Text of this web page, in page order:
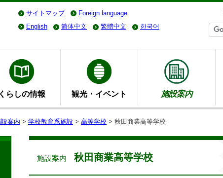
サイトマップ Foreign language
English
简体中文 繁體中文 한국어
くらしの情報 観光・イベント 施設案内
案内 > 学校教育系施設 > 高等学校 > 秋田商業高等学校
施設案内 秋田商業高等学校